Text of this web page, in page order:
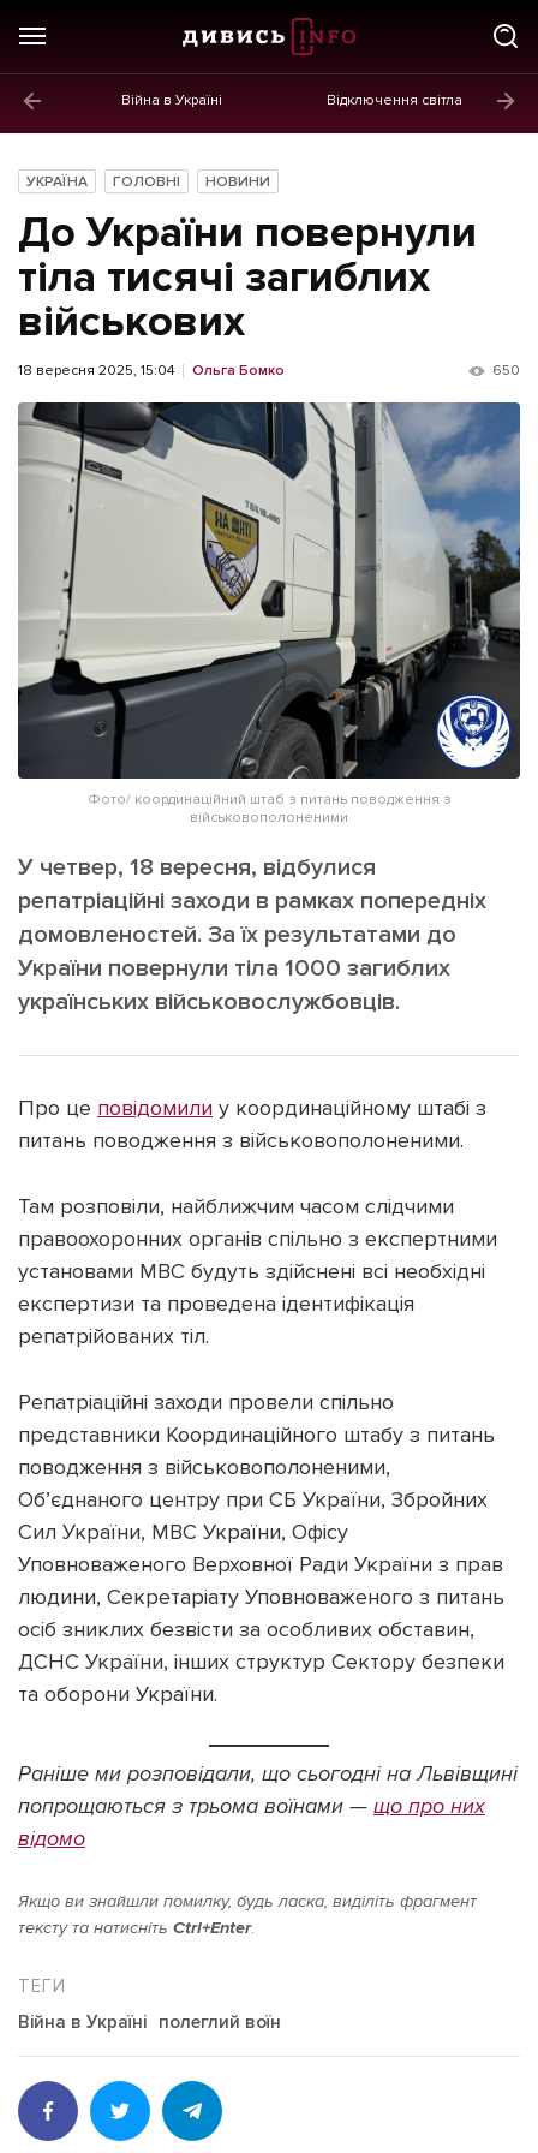
Війна в Україні Відключення світла
Новини
Політика
Економіка
Бізнес
Життя
Культура
Афіша
Інтерв'ю
Картки
Репортаж
Розслідування
Ініціативи
Прес-релізи
Фото/Відео
Made in Lviv
Зв'язатися з нами
[email protected] Реклама на сайті
Політика конфіденційності
Підтримати dyvys.info
УКРАЇНА ГОЛОВНІ НОВИНИ
До України повернули
тіла тисячі загиблих
військових
18 вересня 2025, 15:04 Ольга Бомко 650
Фото/ координаційний штаб з питань поводження з
військовополоненими
У четвер, 18 вересня, відбулися
репатріаційні заходи в рамках попередніх
домовленостей. За їх результатами до
України повернули тіла 1000 загиблих
українських військовослужбовців.
Про це повідомили у координаційному штабі з
питань поводження з військовополоненими.
Там розповіли, найближчим часом слідчими
правоохоронних органів спільно з експертними
установами МВС будуть здійснені всі необхідні
експертизи та проведена ідентифікація
репатрійованих тіл.
Репатріаційні заходи провели спільно
представники Координаційного штабу з питань
поводження з військовополоненими,
Об’єднаного центру при СБ України, Збройних
Сил України, МВС України, Офісу
Уповноваженого Верховної Ради України з прав
людини, Секретаріату Уповноваженого з питань
осіб зниклих безвісти за особливих обставин,
ДСНС України, інших структур Сектору безпеки
та оборони України.
Раніше ми розповідали, що сьогодні на Львівщині
попрощаються з трьома воїнами — що про них
відомо
Якщо ви знайшли помилку, будь ласка, виділіть фрагмент
тексту та натисніть Ctrl+Enter.
Війна в Україні полеглий воїн